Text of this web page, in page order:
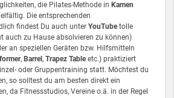
die Pilates-Methode in Kamen
Die entsprechenden
findest Du auch unter YouTubetolle
auch zu Hause absolvieren zu können)
an speziellen Geräten bzw. Hilfsmitteln
, Barrel , Trapez Tableetc.) praktiziert
oder Gruppentraining statt. Möchtest du
so solltest du am besten direkt ein
da Fitnessstudios, Vereine o.ä. in der Regel